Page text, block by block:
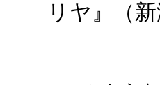
リヤ』（